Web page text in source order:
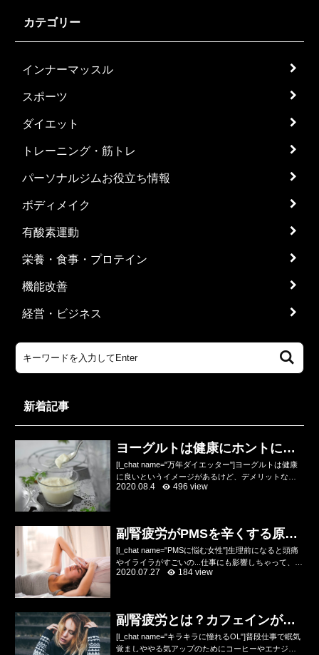
カテゴリー
インナーマッスル
スポーツ
ダイエット
トレーニング・筋トレ
パーソナルジムお役立ち情報
ボディメイク
有酸素運動
栄養・食事・プロテイン
機能改善
経営・ビジネス
新着記事
ヨーグルトは健康にホントにい
いのかデメリットを解説
[l_chat name="万年ダイエッター"]ヨーグルトは健康
に良いというイメージがあるけど、デメリットなん
てあるの？乳酸菌やビフィズス菌が入っていて便秘
2020.08.4 496 view
副腎疲労がPMSを辛くする原因
をトレーナーが解説
[l_chat name="PMSに悩む女性"]生理前になると頭痛
やイライラがすごいの...仕事にも影響しちゃって、ひ
どい時は会社を休んじゃうの...どうにか改善したいん
2020.07.27 184 view
副腎疲労とは？カフェインが悪
化させる原因！？
[l_chat name="キラキラに憧れるOL"]普段仕事で眠気
覚ましややる気アップのためにコーヒーやエナジー